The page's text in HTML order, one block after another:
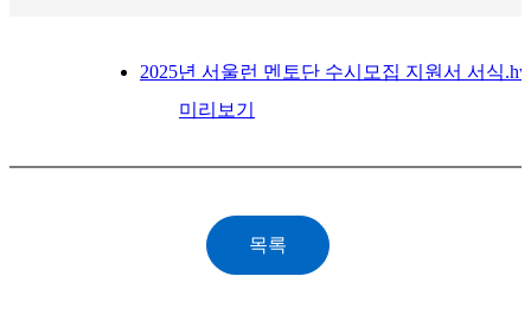
2025년 서울런 멘토단 수시모집 지원서 서식
미리보기